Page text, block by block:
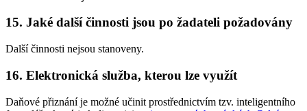
15. Jaké další činnosti jsou po žadateli požadovány
Další činnosti nejsou stanoveny.
16. Elektronická služba, kterou lze využít
Daňové přiznání je možné učinit prostřednictvím tzv. inteligentního